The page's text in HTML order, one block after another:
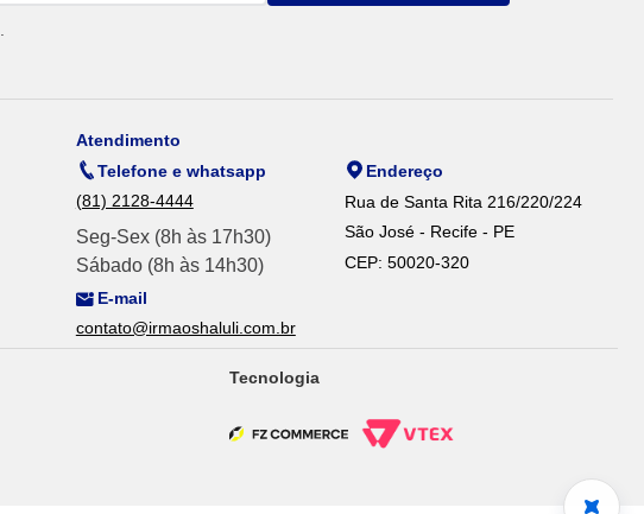
Atendimento
Telefone e whatsapp
(81) 2128-4444
Seg-Sex (8h às 17h30)
Sábado (8h às 14h30)
Endereço
Rua de Santa Rita 216/220/224
São José - Recife - PE
CEP: 50020-320
E-mail
contato@irmaoshaluli.com.br
Tecnologia